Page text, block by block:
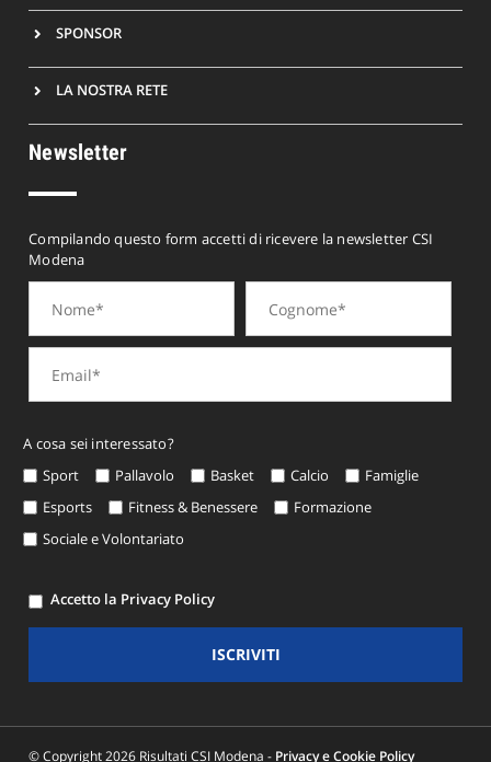
SPONSOR
LA NOSTRA RETE
Newsletter
Compilando questo form accetti di ricevere la newsletter CSI
Modena
A cosa sei interessato?
Sport
Pallavolo Basket Calcio
Famiglie
Esports
Fitness & Benessere
Formazione
Sociale e Volontariato
Accetto la Privacy Policy
ISCRIVITI
© Copyright 2026 Risultati CSI Modena - Privacy e Cookie Policy